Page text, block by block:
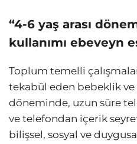
“4-6 yaş arası
kullanımı ebeveyn
Toplum temelli
tekabül eden bebeklik
döneminde, uzun süre
ve telefondan içerik
bilişsel, sosyal ve